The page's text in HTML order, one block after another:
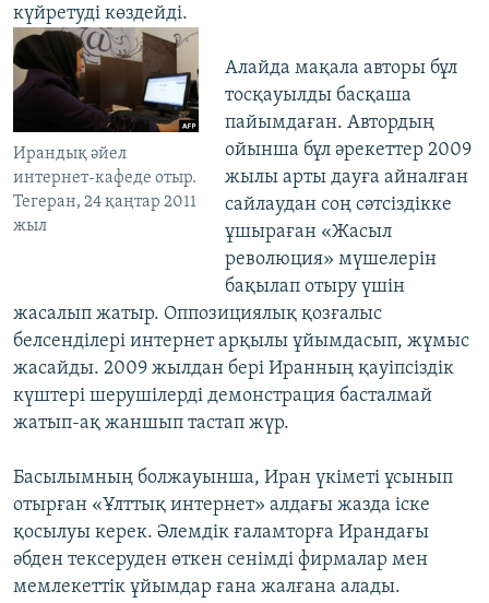
күйретуді көздейді.
Ирандық әйел
интернет-кафеде отыр.
Тегеран, 24 қаңтар 2011
жыл
Алайда мақала авторы бұл
тосқауылды басқаша
пайымдаған. Автордың
ойынша бұл әрекеттер 2009
жылы арты дауға айналған
сайлаудан соң сәтсіздікке
ұшыраған «Жасыл
революция» мүшелерін
бақылап отыру үшін
жасалып жатыр. Оппозициялық қозғалыс
белсенділері интернет арқылы ұйымдасып, жұмыс
жасайды. 2009 жылдан бері Иранның қауіпсіздік
күштері шерушілерді демонстрация басталмай
жатып-ақ жаншып тастап жүр.
Басылымның болжауынша, Иран үкіметі ұсынып
отырған «Ұлттық интернет» алдағы жазда іске
қосылуы керек. Әлемдік ғаламторға Ирандағы
әбден тексеруден өткен сенімді фирмалар мен
мемлекеттік ұйымдар ғана жалғана алады.